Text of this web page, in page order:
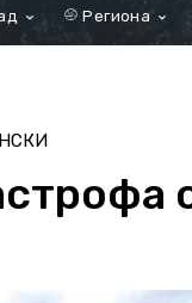
Региона